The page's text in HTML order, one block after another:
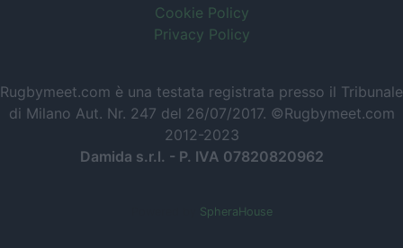
Cookie Policy
Privacy Policy
Rugbymeet.com è una testata registrata presso il Tribunale
di Milano Aut. Nr. 247 del 26/07/2017. ©Rugbymeet.com
2012-2023
Damida s.r.l. - P. IVA 07820820962
SpheraHouse